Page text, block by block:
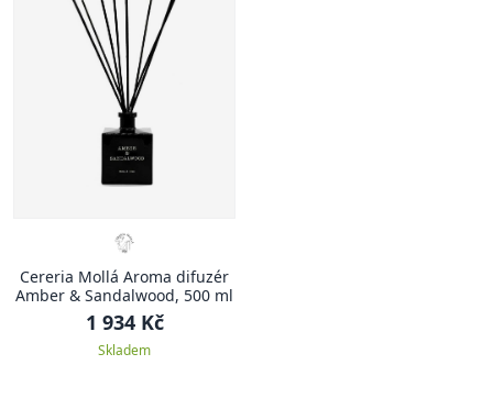
Cereria Mollá Aroma difuzér
Amber & Sandalwood, 500 ml
1 934 Kč
Skladem